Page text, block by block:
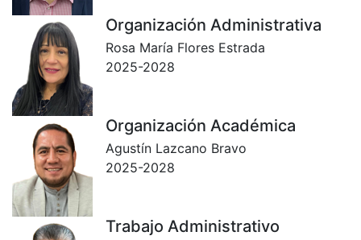
Organización Administrativa
Rosa María Flores Estrada
2025-2028
Organización Académica
Agustín Lazcano Bravo
2025-2028
Trabajo Administrativo